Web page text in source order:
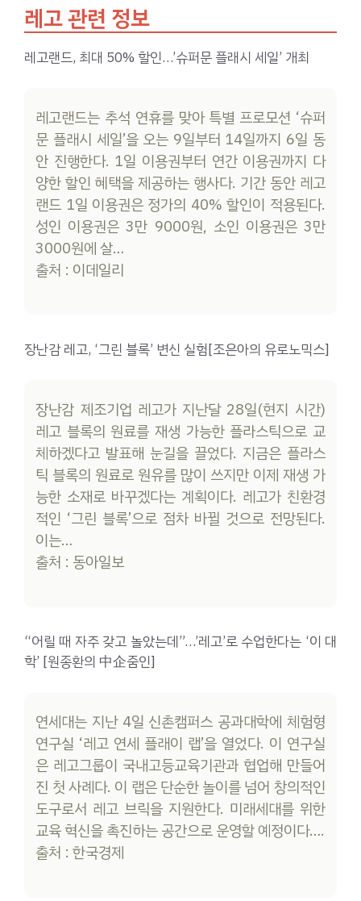
레고 관련 정보
레고랜드, 최대 50% 할인…’슈퍼문 플래시 세일’ 개최
레고랜드는 추석 연휴를 맞아 특별 프로모션 ‘슈퍼
문 플래시 세일’을 오는 9일부터 14일까지 6일 동
안 진행한다. 1일 이용권부터 연간 이용권까지 다
양한 할인 혜택을 제공하는 행사다. 기간 동안 레고
랜드 1일 이용권은 정가의 40% 할인이 적용된다.
성인 이용권은 3만 9000원, 소인 이용권은 3만
3000원에 살…
출처 : 이데일리
장난감 레고, ‘그린 블록’ 변신 실험[조은아의 유로노믹스]
장난감 제조기업 레고가 지난달 28일(현지 시간)
레고 블록의 원료를 재생 가능한 플라스틱으로 교
체하겠다고 발표해 눈길을 끌었다. 지금은 플라스
틱 블록의 원료로 원유를 많이 쓰지만 이제 재생 가
능한 소재로 바꾸겠다는 계획이다. 레고가 친환경
적인 ‘그린 블록’으로 점차 바뀔 것으로 전망된다.
이는…
출처 : 동아일보
“어릴 때 자주 갖고 놀았는데”…’레고’로 수업한다는 ‘이 대
학’ [원종환의 中企줌인]
연세대는 지난 4일 신촌캠퍼스 공과대학에 체험형
연구실 ‘레고 연세 플래이 랩’을 열었다. 이 연구실
은 레고그룹이 국내고등교육기관과 협업해 만들어
진 첫 사례다. 이 랩은 단순한 놀이를 넘어 창의적인
도구로서 레고 브릭을 지원한다. 미래세대를 위한
교육 혁신을 촉진하는 공간으로 운영할 예정이다….
출처 : 한국경제